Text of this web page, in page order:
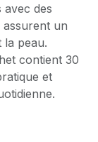
avec des
assurent un
peau.
contient 30
et